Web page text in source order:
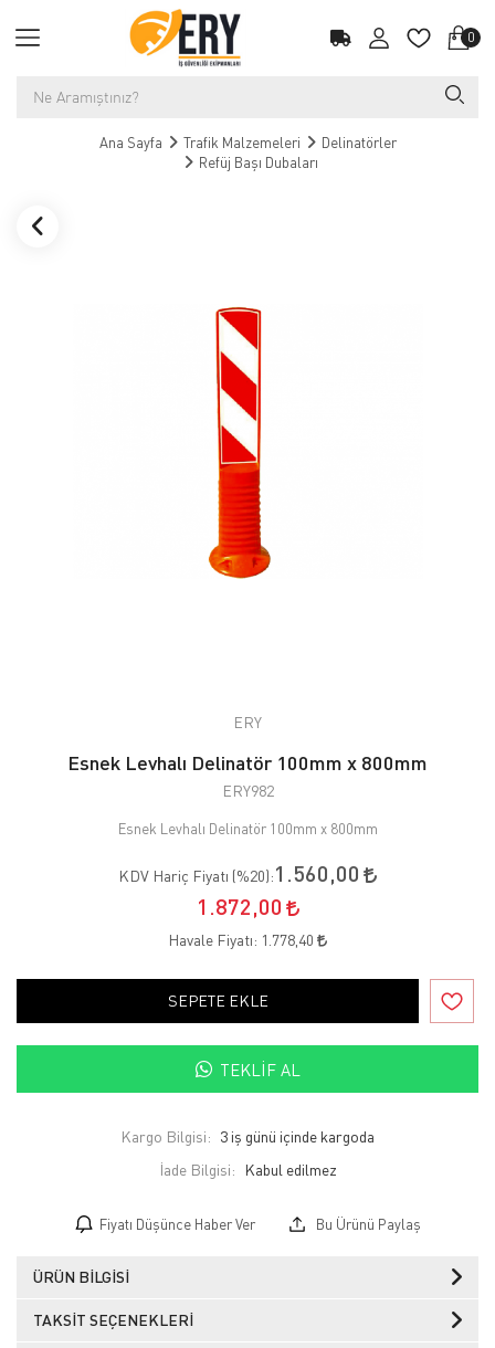
0
Ana Sayfa Trafik Malzemeleri
Delinatörler
Refüj Başı Dubaları
ERY
Esnek Levhalı Delinatör 100mm x 800mm
ERY982
Esnek Levhalı Delinatör 100mm x 800mm
KDV Hariç Fiyatı (%20):1.560,00
1.872,00
Havale Fiyatı: 1.778,40
SEPETE EKLE
TEKLIF AL
Kargo Bilgisi: 3 iş günü içinde kargoda
İade Bilgisi:
Fiyatı Düşünce Haber Ver Bu Ürünü Paylaş
ÜRÜN BILGISI
TAKSIT SEÇENEKLERI